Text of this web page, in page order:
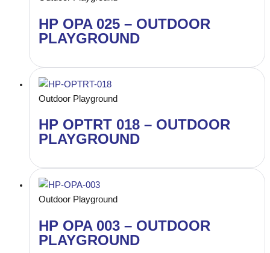
HP OPA 025 – OUTDOOR
PLAYGROUND
Outdoor Playground
HP OPTRT 018 – OUTDOOR
PLAYGROUND
Outdoor Playground
HP OPA 003 – OUTDOOR
PLAYGROUND